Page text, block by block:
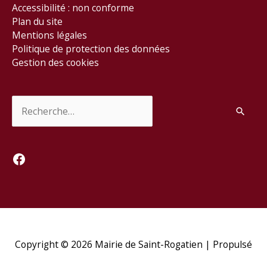
Accessibilité : non conforme
Plan du site
Mentions légales
Politique de protection des données
Gestion des cookies
Facebook
Copyright © 2026 Mairie de Saint-Rogatien | Propulsé